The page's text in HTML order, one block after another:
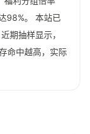
98%。 本站已
期抽样显示，
命中越高，实际